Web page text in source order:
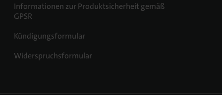
Informationen zur Produktsicherheit gemäß
GPSR
Kündigungsformular
Widerspruchsformular